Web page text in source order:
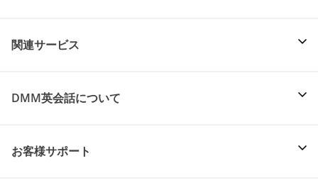
関連サービス
DMM英会話について
お客様サポート